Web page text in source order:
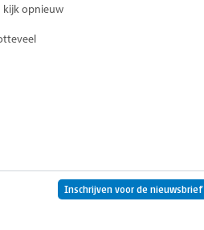
kijk opnieuw
Inschrijven voor de nieuwsbrief